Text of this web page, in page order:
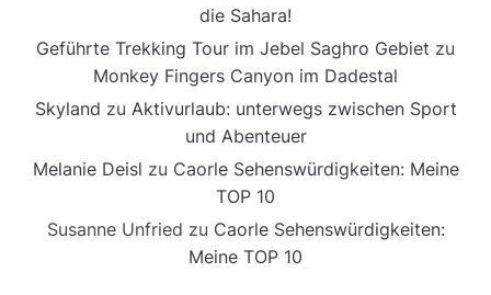
die Sahara!
Geführte Trekking Tour im Jebel Saghro Gebiet zu
Monkey Fingers Canyon im Dadestal
Skyland zu Aktivurlaub: unterwegs zwischen Sport
und Abenteuer
Melanie Deisl zu Caorle Sehenswürdigkeiten: Meine
TOP 10
Susanne Unfried zu Caorle Sehenswürdigkeiten:
Meine TOP 10